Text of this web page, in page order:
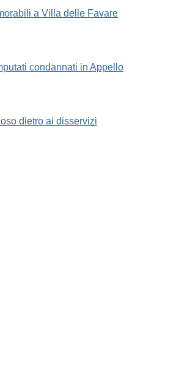
a Villa delle Favare
condannati in Appello
dietro ai disservizi